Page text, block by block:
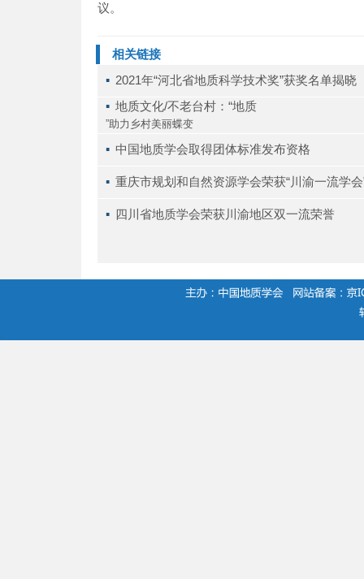
议。
相关链接
▪ 2021年“河北省地质科学技术奖”获奖名单揭晓
▪ 地质文化/不老台村：“地质
”助力乡村美丽蝶变
▪ 中国地质学会取得团体标准发布资格
▪ 重庆市规划和自然资源学会荣获“川渝一流学会
▪ 四川省地质学会荣获川渝地区双一流荣誉
.